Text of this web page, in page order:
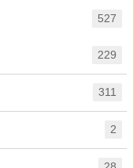
311
2
229
527